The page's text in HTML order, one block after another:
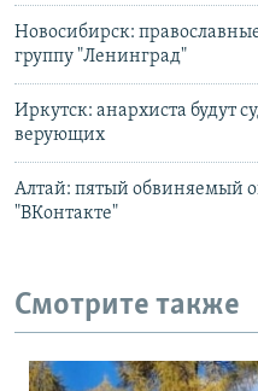
Новосибирск:
группу "Ленинград"
Иркутск: анархиста будут
верующих
Алтай: пятый обвиняемый
"ВКонтакте"
Смотрите также